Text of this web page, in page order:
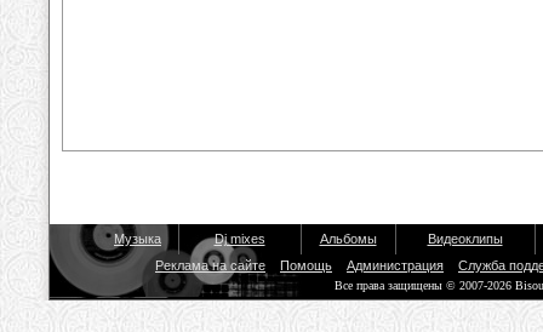
Музыка Dj mixes Альбомы
Видеоклипы
Реклама на сайте
Помощь Администрация Служба
Все права защищены © 2007-2026